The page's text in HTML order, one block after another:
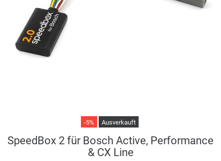
-5% Ausverkauft
SpeedBox 2 für Bosch Active, Performance
& CX Line